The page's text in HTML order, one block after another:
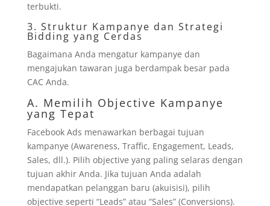
terbukti.
3. Struktur Kampanye dan Strategi
Bidding yang Cerdas
Bagaimana Anda mengatur kampanye dan
mengajukan tawaran juga berdampak besar pada
CAC Anda.
A. Memilih Objective Kampanye
yang Tepat
Facebook Ads menawarkan berbagai tujuan
kampanye (Awareness, Traffic, Engagement, Leads,
Sales, dll.). Pilih objective yang paling selaras dengan
tujuan akhir Anda. Jika tujuan Anda adalah
mendapatkan pelanggan baru (akuisisi), pilih
objective seperti “Leads” atau “Sales” (Conversions).